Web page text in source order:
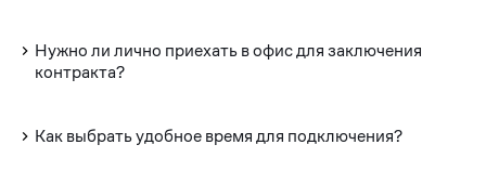
Нужно ли лично приехать в офис для заключения
контракта?
Как выбрать удобное время для подключения?